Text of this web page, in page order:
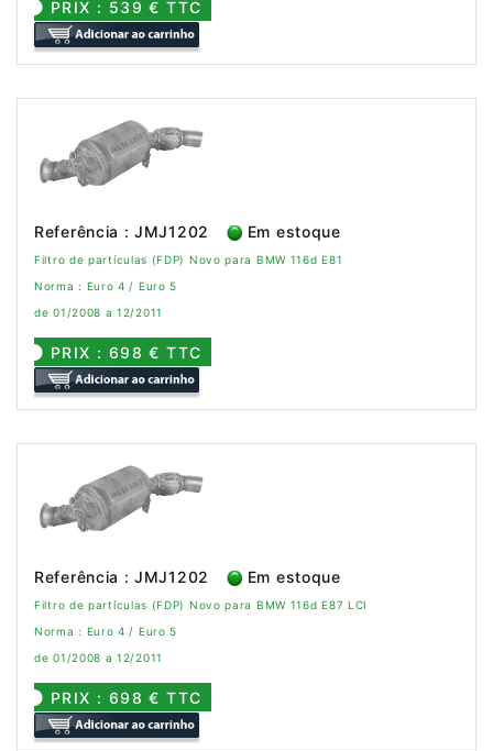
PRIX : 539 € TTC
Referência : JMJ1202 Em estoque
Filtro de partículas (FDP) Novo para BMW 116d E81
Norma : Euro 4 / Euro 5
de 01/2008 a 12/2011
PRIX : 698 € TTC
Referência : JMJ1202 Em estoque
Filtro de partículas (FDP) Novo para BMW 116d E87 LCI
Norma : Euro 4 / Euro 5
de 01/2008 a 12/2011
PRIX : 698 € TTC